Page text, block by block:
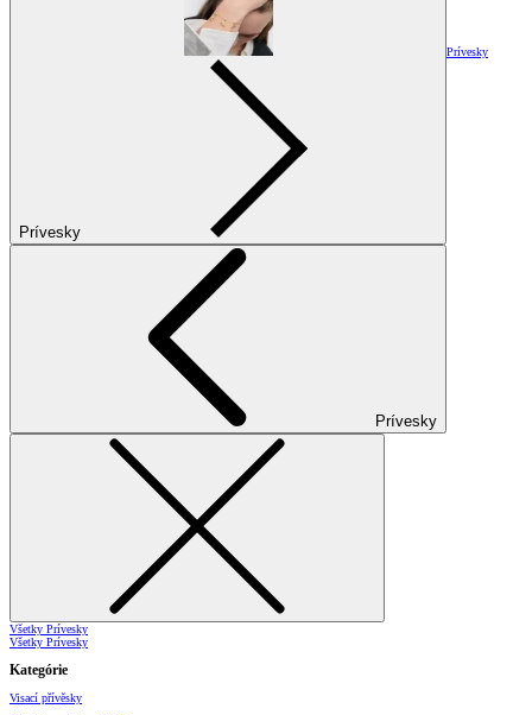
Prívesky
Prívesky
Prívesky
Všetky Prívesky
Všetky Prívesky
Kategórie
Visací přívěsky